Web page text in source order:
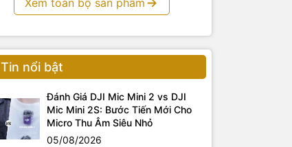
Xem toàn bộ sản phẩm
Tin nổi bật
Đánh Giá DJI Mic Mini 2 vs DJI
Mic Mini 2S: Bước Tiến Mới Cho
Micro Thu Âm Siêu Nhỏ
05/08/2026